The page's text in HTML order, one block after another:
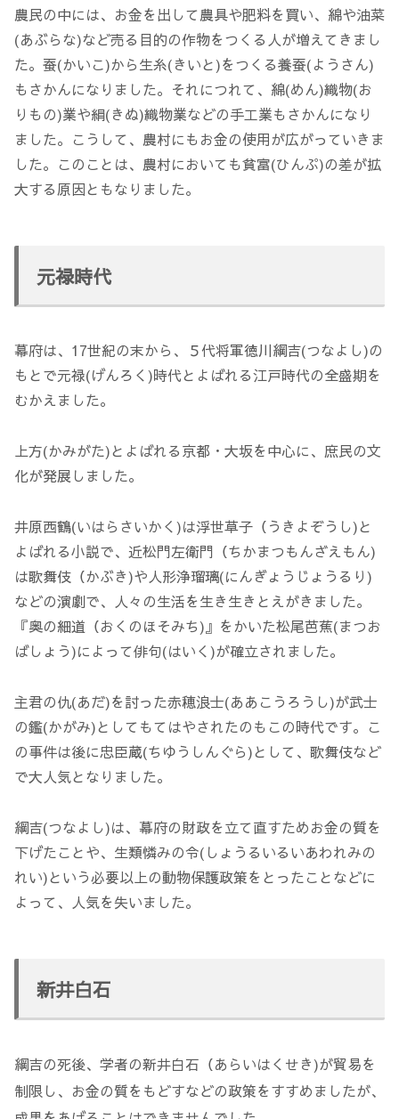
農民の中には、お金を出して農具や肥料を買い、綿や油菜
(あぶらな)など売る目的の作物をつくる人が増えてきまし
た。蚕(かいこ)から生糸(きいと)をつくる養蚕(ようさん)
もさかんになりました。それにつれて、綿(めん)織物(お
りもの)業や絹(きぬ)織物業などの手工業もさかんになり
ました。こうして、農村にもお金の使用が広がっていきま
した。このことは、農村においても貧富(ひんぷ)の差が拡
大する原因ともなりました。
元禄時代
幕府は、17世紀の末から、５代将軍徳川綱吉(つなよし)の
もとで元禄(げんろく)時代とよばれる江戸時代の全盛期を
むかえました。
上方(かみがた)とよばれる京都・大坂を中心に、庶民の文
化が発展しました。
井原西鶴(いはらさいかく)は浮世草子（うきよぞうし)と
よばれる小説で、近松門左衛門（ちかまつもんざえもん)
は歌舞伎（かぶき)や人形浄瑠璃(にんぎょうじょうるり)
などの演劇で、人々の生活を生き生きとえがきました。
『奥の細道（おくのほそみち)』をかいた松尾芭蕉(まつお
ばしょう)によって俳句(はいく)が確立されました。
主君の仇(あだ)を討った赤穂浪士(ああこうろうし)が武士
の鑑(かがみ)としてもてはやされたのもこの時代です。こ
の事件は後に忠臣蔵(ちゆうしんぐら)として、歌舞伎など
で大人気となりました。
綱吉(つなよし)は、幕府の財政を立て直すためお金の質を
下げたことや、生類憐みの令(しょうるいるいあわれみの
れい)という必要以上の動物保護政策をとったことなどに
よって、人気を失いました。
新井白石
綱吉の死後、学者の新井白石（あらいはくせき)が貿易を
制限し、お金の質をもどすなどの政策をすすめましたが、